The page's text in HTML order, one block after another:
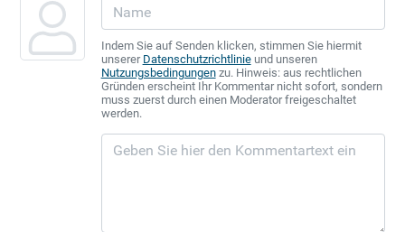
Indem Sie auf Senden klicken, stimmen Sie hiermit
unserer Datenschutzrichtlinieund unseren
Nutzungsbedingungenzu. Hinweis: aus rechtlichen
Gründen erscheint Ihr Kommentar nicht sofort, sondern
muss zuerst durch einen Moderator freigeschaltet
werden.